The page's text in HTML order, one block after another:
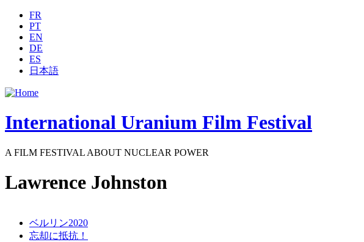
Jump to navigation
FR
PT
EN
DE
ES
日本語
International Uranium Film Festival
A FILM FESTIVAL ABOUT NUCLEAR POWER
Lawrence Johnston
ベルリン2020
忘却に抵抗！